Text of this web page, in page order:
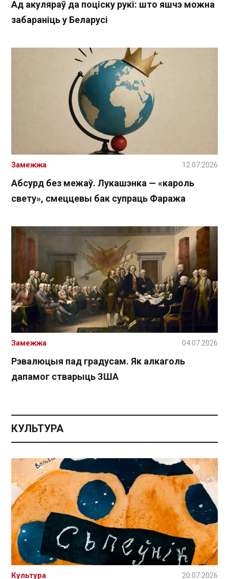
Ад акуляраў да поціску рукі: што яшчэ можна
забараніць у Беларусі
Абсурд без межаў. Лукашэнка — «кароль
свету», смеццевы бак супраць Фаража
Замежжа 12.07.2026
Рэвалюцыя пад градусам. Як алкаголь
дапамог стварыць ЗША
Замежжа 04.07.2026
КУЛЬТУРА
Культура 20.07.2026